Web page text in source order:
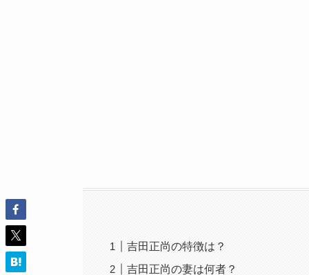
吉田正尚の特徴は？
吉田正尚の妻は何者？